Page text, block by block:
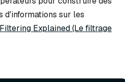
d'informations sur les
Filtering Explained (Le filtrage